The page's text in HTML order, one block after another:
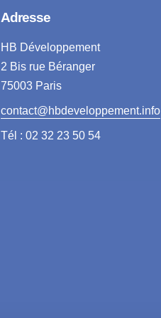
Adresse
HB Développement
2 Bis rue Béranger
75003 Paris
contact@hbdeveloppement.info
Tél : 02 32 23 50 54